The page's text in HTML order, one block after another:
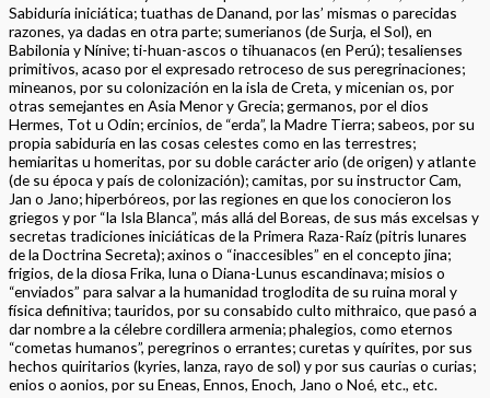
Sabiduría iniciática; tuathas de Danand, por las’ mismas o parecidas
razones, ya dadas en otra parte; sumerianos (de Surja, el Sol), en
Babilonia y Nínive; ti-huan-ascos o tihuanacos (en Perú); tesalienses
primitivos, acaso por el expresado retroceso de sus peregrinaciones;
mineanos, por su colonización en la isla de Creta, y micenian os, por
otras semejantes en Asia Menor y Grecia; germanos, por el dios
Hermes, Tot u Odin; ercinios, de “erda”, la Madre Tierra; sabeos, por su
propia sabiduría en las cosas celestes como en las terrestres;
hemiaritas u homeritas, por su doble carácter ario (de origen) y atlante
(de su época y país de colonización); camitas, por su instructor Cam,
Jan o Jano; hiperbóreos, por las regiones en que los conocieron los
griegos y por “la Isla Blanca”, más allá del Boreas, de sus más excelsas y
secretas tradiciones iniciáticas de la Primera Raza-Raíz (pitris lunares
de la Doctrina Secreta); axinos o “inaccesibles” en el concepto jina;
frigios, de la diosa Frika, luna o Diana-Lunus escandinava; misios o
“enviados” para salvar a la humanidad troglodita de su ruina moral y
física definitiva; tauridos, por su consabido culto mithraico, que pasó a
dar nombre a la célebre cordillera armenia; phalegios, como eternos
“cometas humanos”, peregrinos o errantes; curetas y quírites, por sus
hechos quiritarios (kyries, lanza, rayo de sol) y por sus caurias o curias;
enios o aonios, por su Eneas, Ennos, Enoch, Jano o Noé, etc., etc.